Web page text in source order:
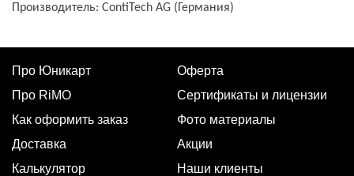
Производитель: ContiTech AG (Германия)
Про Юникарт
Про RiMO
Как оформить заказ
Доставка
Калькулятор
Оферта
Сертификаты и лицензии
Фото материалы
Акции
Наши клиенты